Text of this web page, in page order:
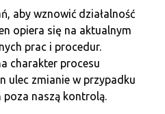
w łańcuchu bloków,
i jest powiązana
bezpieczny,
aby wznowić działalność
opiera się na aktualnym
prac i procedur.
charakter procesu
ulec zmianie w przypadku
naszą kontrolą.